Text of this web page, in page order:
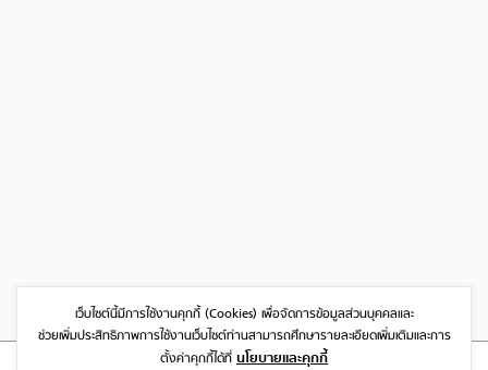
เว็บไซต์นี้มีการใช้งานคุกกี้ (Cookies) เพื่อจัดการข้อมูลส่วนบุคคลและ
ช่วยเพิ่มประสิทธิภาพการใช้งานเว็บไซต์ท่านสามารถศึกษารายละเอียดเพิ่มเติมและการ
ตั้งค่าคุกกี้ได้ที่ นโยบายและคุกกี้